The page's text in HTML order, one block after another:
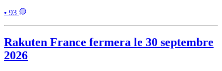
• 93
Rakuten France fermera le 30 septembre
2026